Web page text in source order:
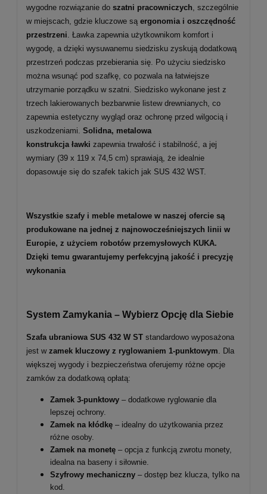
wygodne rozwiązanie do szatni pracowniczych , szczególnie
w miejscach, gdzie kluczowe są ergonomia i oszczędność
przestrzeni . Ławka zapewnia użytkownikom komfort i
wygodę, a dzięki wysuwanemu siedzisku zyskują dodatkową
przestrzeń podczas przebierania się. Po użyciu siedzisko
można wsunąć pod szafkę, co pozwala na łatwiejsze
utrzymanie porządku w szatni. Siedzisko wykonane jest z
trzech lakierowanych bezbarwnie listew drewnianych, co
zapewnia estetyczny wygląd oraz ochronę przed wilgocią i
uszkodzeniami. Solidna, metalowa
konstrukcja ławki zapewnia trwałość i stabilność, a jej
wymiary (39 x 119 x 74,5 cm) sprawiają, że idealnie
dopasowuje się do szafek takich jak SUS 432 WST.
Wszystkie szafy i meble metalowe w naszej ofercie są
produkowane na jednej z najnowocześniejszych linii w
Europie, z użyciem robotów przemysłowych KUKA.
Dzięki temu gwarantujemy perfekcyjną jakość i precyzję
wykonania
System Zamykania – Wybierz Opcję dla Siebie
Szafa ubraniowa SUS 432 W ST standardowo wyposażona
jest w zamek kluczowy z ryglowaniem 1-punktowym . Dla
większej wygody i bezpieczeństwa oferujemy różne opcje
zamków za dodatkową opłatą:
Zamek 3-punktowy – dodatkowe ryglowanie dla
lepszej ochrony.
Zamek na kłódkę – idealny do użytkowania przez
różne osoby.
Zamek na monetę – opcja z funkcją zwrotu monety,
idealna na baseny i siłownie.
Szyfrowy mechaniczny – dostęp bez klucza, tylko na
kod.